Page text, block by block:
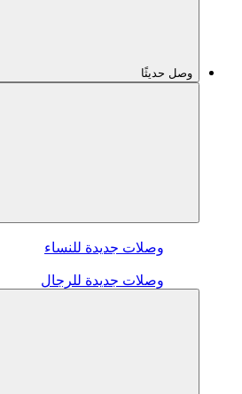
وصل حديثًا
وصلات جديدة للنساء
وصلات جديدة للرجال